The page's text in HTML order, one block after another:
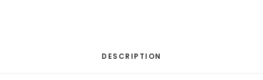
DESCRIPTION